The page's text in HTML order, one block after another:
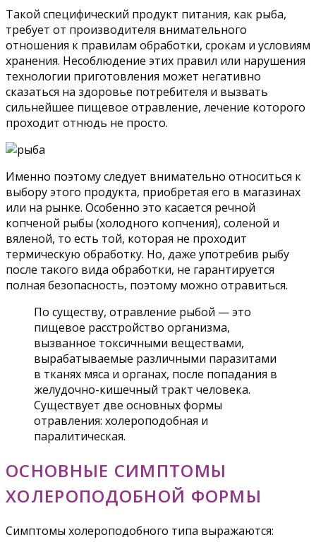
Такой специфический продукт питания, как рыба,
требует от производителя внимательного
отношения к правилам обработки, срокам и условиям
хранения. Несоблюдение этих правил или нарушения
технологии приготовления может негативно
сказаться на здоровье потребителя и вызвать
сильнейшее пищевое отравление, лечение которого
проходит отнюдь не просто.
Именно поэтому следует внимательно относиться к
выбору этого продукта, приобретая его в магазинах
или на рынке. Особенно это касается речной
копченой рыбы (холодного копчения), соленой и
вяленой, то есть той, которая не проходит
термическую обработку. Но, даже употребив рыбу
после такого вида обработки, не гарантируется
полная безопасность, поэтому можно отравиться.
По существу, отравление рыбой — это
пищевое расстройство организма,
вызванное токсичными веществами,
вырабатываемые различными паразитами
в тканях мяса и органах, после попадания в
желудочно-кишечный тракт человека.
Существует две основных формы
отравления: холероподобная и
паралитическая.
ОСНОВНЫЕ СИМПТОМЫ
ХОЛЕРОПОДОБНОЙ ФОРМЫ
Симптомы холероподобного типа выражаются: